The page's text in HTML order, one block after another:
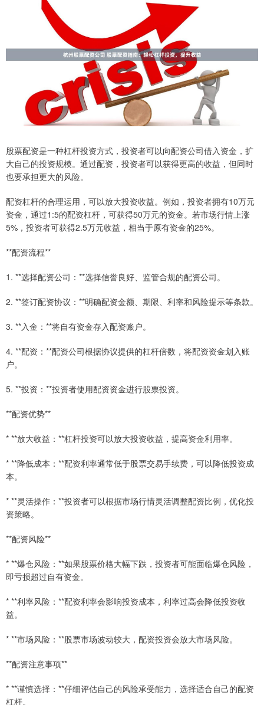
股票配资是一种杠杆投资方式，投资者可以向配资公司借入资金，扩
大自己的投资规模。通过配资，投资者可以获得更高的收益，但同时
也要承担更大的风险。
配资杠杆的合理运用，可以放大投资收益。例如，投资者拥有10万元
资金，通过1:5的配资杠杆，可获得50万元的资金。若市场行情上涨
5%，投资者可获得2.5万元收益，相当于原有资金的25%。
**配资流程**
1. **选择配资公司：**选择信誉良好、监管合规的配资公司。
2. **签订配资协议：**明确配资金额、期限、利率和风险提示等条款。
3. **入金：**将自有资金存入配资账户。
4. **配资：**配资公司根据协议提供的杠杆倍数，将配资资金划入账
户。
5. **投资：**投资者使用配资资金进行股票投资。
**配资优势**
* **放大收益：**杠杆投资可以放大投资收益，提高资金利用率。
* **降低成本：**配资利率通常低于股票交易手续费，可以降低投资成
本。
* **灵活操作：**投资者可以根据市场行情灵活调整配资比例，优化投
资策略。
**配资风险**
* **爆仓风险：**如果股票价格大幅下跌，投资者可能面临爆仓风险，
即亏损超过自有资金。
* **利率风险：**配资利率会影响投资成本，利率过高会降低投资收
益。
* **市场风险：**股票市场波动较大，配资投资会放大市场风险。
**配资注意事项**
* **谨慎选择：**仔细评估自己的风险承受能力，选择适合自己的配资
杠杆。